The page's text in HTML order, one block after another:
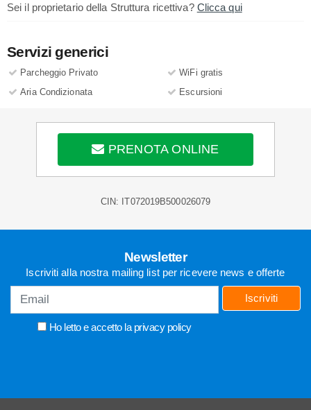
Sei il proprietario della Struttura ricettiva? Clicca qui
Servizi generici
Parcheggio Privato
WiFi gratis
Aria Condizionata
Escursioni
PRENOTA ONLINE
CIN: IT072019B500026079
Newsletter
Iscriviti alla nostra mailing list per ricevere news e offerte
Ho letto e accetto la privacy policy
Iscriviti